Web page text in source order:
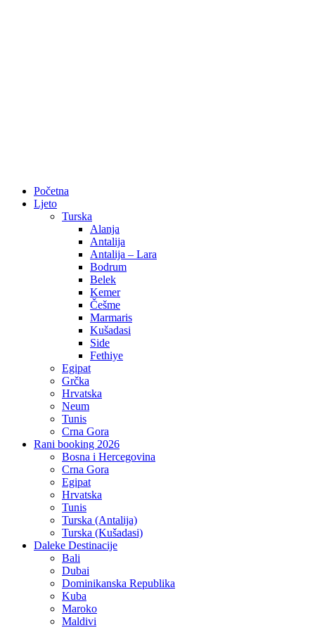
Početna
Ljeto
Turska
Alanja
Antalija
Antalija – Lara
Bodrum
Belek
Kemer
Češme
Marmaris
Kušadasi
Side
Fethiye
Egipat
Grčka
Hrvatska
Neum
Tunis
Crna Gora
Rani booking 2026
Bosna i Hercegovina
Crna Gora
Egipat
Hrvatska
Tunis
Turska (Antalija)
Turska (Kušadasi)
Daleke Destinacije
Bali
Dubai
Dominikanska Republika
Kuba
Maroko
Maldivi